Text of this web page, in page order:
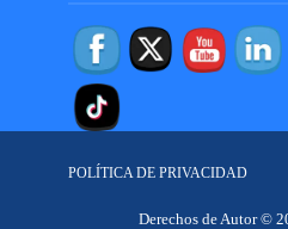
POLÍTICA DE PRIVACIDAD
Derechos de Autor ©